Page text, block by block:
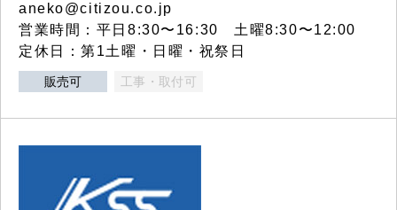
aneko@citizou.co.jp
営業時間：平日8:30〜16:30 土曜8:30〜12:00
定休日：第1土曜・日曜・祝祭日
販売可 工事・取付可